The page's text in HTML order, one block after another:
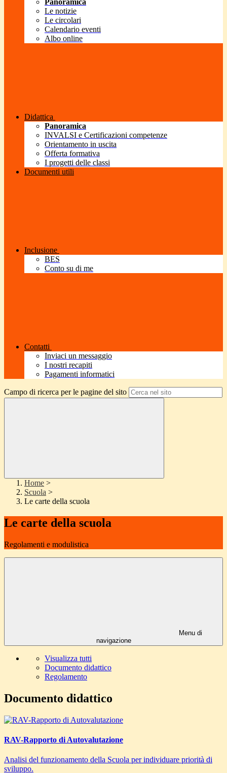
Panoramica
Le notizie
Le circolari
Calendario eventi
Albo online
Didattica
Panoramica
INVALSI e Certificazioni competenze
Orientamento in uscita
Offerta formativa
I progetti delle classi
Documenti utili
Inclusione
BES
Conto su di me
Contatti
Inviaci un messaggio
I nostri recapiti
Pagamenti informatici
Campo di ricerca per le pagine del sito
Home >
Scuola >
Le carte della scuola
Le carte della scuola
Regolamenti e modulistica
Menu di
navigazione
Visualizza tutti
Documento didattico
Regolamento
Documento didattico
RAV-Rapporto di Autovalutazione
Analisi del funzionamento della Scuola per individuare priorità di
sviluppo.